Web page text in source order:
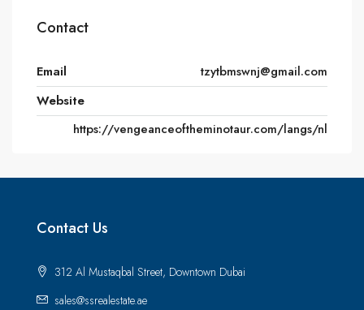
Contact
Email
tzytbmswnj@gmail.com
Website
https://vengeanceoftheminotaur.com/langs/nl
Contact Us
312 Al Mustaqbal Street, Downtown Dubai
sales@ssrealestate.ae